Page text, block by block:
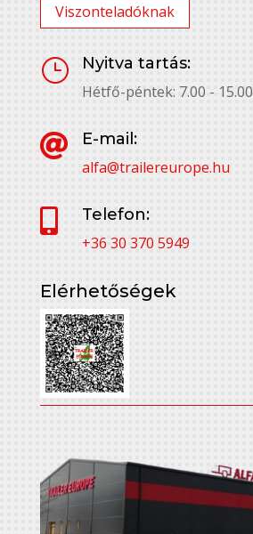
Viszonteladóknak
}
Nyitva tartás:
Hétfő-péntek: 7.00 - 15.00

E-mail:
alfa@trailereurope.hu

Telefon:
+36 30 370 5949
Elérhetőségek